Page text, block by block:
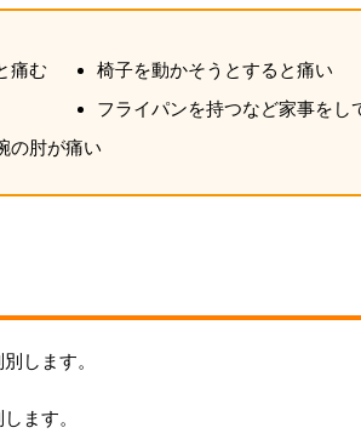
痛む
椅子を動かそうとすると痛い
フライパンを持つなど家事をし
の肘が痛い
します。
ます。